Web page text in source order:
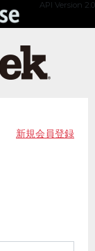
API Version 2.0
新規会員登録